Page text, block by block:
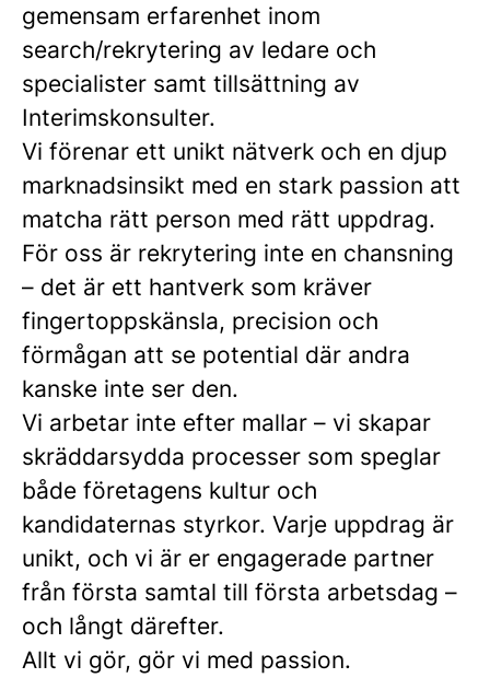
gemensam erfarenhet inom
search/rekrytering av ledare och
specialister samt tillsättning av
Interimskonsulter.
Vi förenar ett unikt nätverk och en djup
marknadsinsikt med en stark passion att
matcha rätt person med rätt uppdrag.
För oss är rekrytering inte en chansning
– det är ett hantverk som kräver
fingertoppskänsla, precision och
förmågan att se potential där andra
kanske inte ser den.
Vi arbetar inte efter mallar – vi skapar
skräddarsydda processer som speglar
både företagens kultur och
kandidaternas styrkor. Varje uppdrag är
unikt, och vi är er engagerade partner
från första samtal till första arbetsdag –
och långt därefter.
Allt vi gör, gör vi med passion.